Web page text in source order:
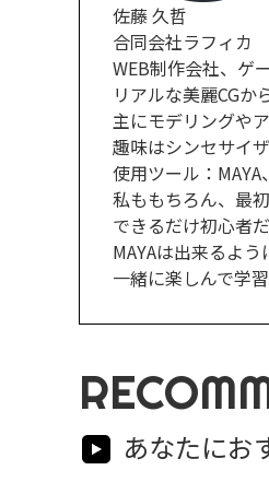
佐藤 久哲
合同会社ラフィカ
WEB制作会社、ゲ
リアルな美麗CGか
主にモデリングや
趣味はシンセサイ
使用ツール：
私ももちろん、最
できるだけ初心者
MAYAは出来るよう
一緒に楽しんで学
あなたにお